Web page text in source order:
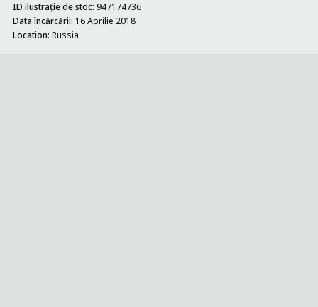
ID ilustrație de stoc: 947174736
Data încărcării: 16 Aprilie 2018
Location: Russia